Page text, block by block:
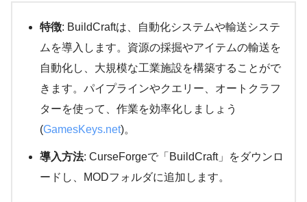
特徴: BuildCraftは、自動化システムや輸送システ
ムを導入します。資源の採掘やアイテムの輸送を
自動化し、大規模な工業施設を構築することがで
きます。パイプラインやクエリー、オートクラフ
ターを使って、作業を効率化しましょう​
(GamesKeys.net)​。
導入方法: CurseForgeで「BuildCraft」をダウンロ
ードし、MODフォルダに追加します。